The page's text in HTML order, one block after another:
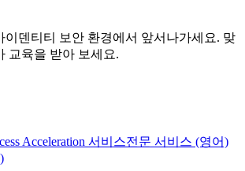
이덴티티 보안 환경에서 앞서나가세요. 맞
교육을 받아 보세요.
Acceleration 서비스전문 서비스 (영어)